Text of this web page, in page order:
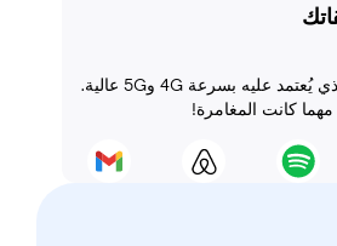
اكتشف الحرية مع الاتصال الذي يُعتمد عليه بسرعة 4G و5G عالية.